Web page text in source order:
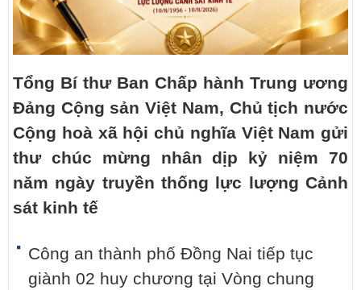
Tổng Bí thư Ban Chấp hành Trung ương
Đảng Cộng sản Việt Nam, Chủ tịch nước
Cộng hoà xã hội chủ nghĩa Việt Nam gửi
thư chúc mừng nhân dịp kỷ niệm 70
năm ngày truyền thống lực lượng Cảnh
sát kinh tế
Công an thành phố Đồng Nai tiếp tục
giành 02 huy chương tại Vòng chung